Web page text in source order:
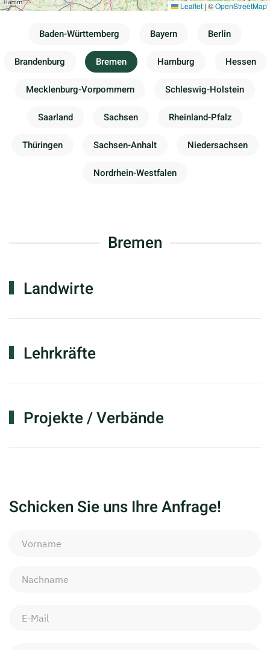
Leaflet | ©OpenStreetMap
Baden-Württemberg Bayern Berlin
Brandenburg Bremen Hamburg Hessen
Mecklenburg-Vorpommern Schleswig-Holstein
Saarland Sachsen Rheinland-Pfalz
Thüringen Sachsen-Anhalt Niedersachsen
Nordrhein-Westfalen
Bremen
Landwirte
Lehrkräfte
Projekte / Verbände
Schicken Sie uns Ihre Anfrage!